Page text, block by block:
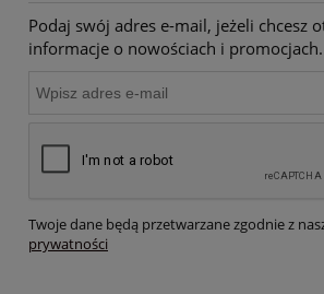
Podaj swój adres e-mail, jeżeli chcesz
informacje o nowościach i promocjach.
Twoje dane będą przetwarzane zgodnie z
prywatności